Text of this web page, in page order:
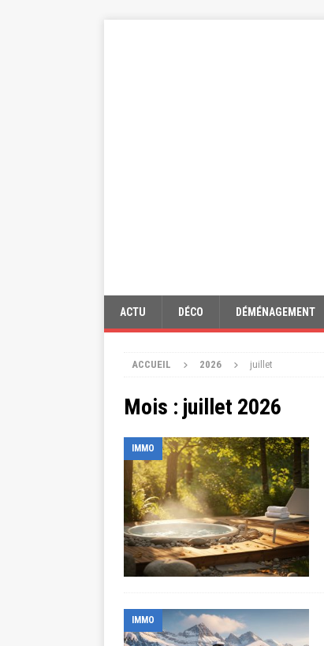
ACTU DÉCO DÉMÉNAGEMENT
ACCUEIL 2026 juillet
Mois : juillet 2026
IMMO
IMMO